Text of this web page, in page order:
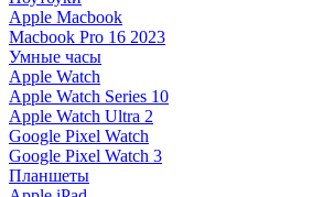
Apple Macbook
Macbook Pro 16 2023
Умные часы
Apple Watch
Apple Watch Series 10
Apple Watch Ultra 2
Google Pixel Watch
Google Pixel Watch 3
Планшеты